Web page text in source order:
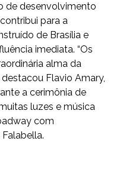
de desenvolvimento
para a
de Brasília e
imediata. “Os
alma da
destacou Flavio Amary,
a cerimônia de
luzes e música
com